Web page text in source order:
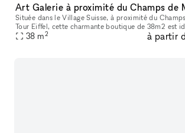
Située dans le Village Suisse, à proximité du
Tour Eiffel, cette charmante boutique de 38m2 est
expositions d'arts modernes ou anciens, sculptures,
38 m2 à partir